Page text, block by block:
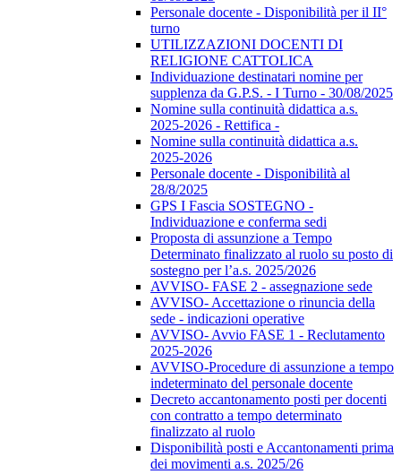
Personale docente - Disponibilità per il II°
turno
UTILIZZAZIONI DOCENTI DI
RELIGIONE CATTOLICA
Individuazione destinatari nomine per
supplenza da G.P.S. - I Turno - 30/08/2025
Nomine sulla continuità didattica a.s.
2025-2026 - Rettifica -
Nomine sulla continuità didattica a.s.
2025-2026
Personale docente - Disponibilità al
28/8/2025
GPS I Fascia SOSTEGNO -
Individuazione e conferma sedi
Proposta di assunzione a Tempo
Determinato finalizzato al ruolo su posto di
sostegno per l’a.s. 2025/2026
AVVISO- FASE 2 - assegnazione sede
AVVISO- Accettazione o rinuncia della
sede - indicazioni operative
AVVISO- Avvio FASE 1 - Reclutamento
2025-2026
AVVISO-Procedure di assunzione a tempo
indeterminato del personale docente
Decreto accantonamento posti per docenti
con contratto a tempo determinato
finalizzato al ruolo
Disponibilità posti e Accantonamenti prima
dei movimenti a.s. 2025/26